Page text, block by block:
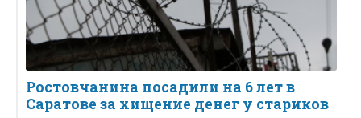
Ростовчанина посадили на 6 лет в
Саратове за хищение денег у стариков